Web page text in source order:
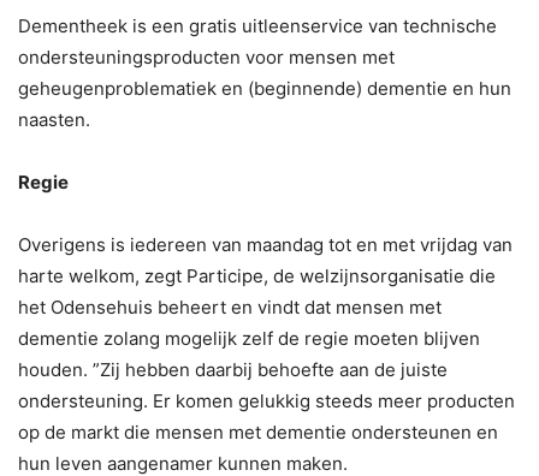
Dementheek is een gratis uitleenservice van technische
ondersteuningsproducten voor mensen met
geheugenproblematiek en (beginnende) dementie en hun
naasten.
Regie
Overigens is iedereen van maandag tot en met vrijdag van
harte welkom, zegt Participe, de welzijnsorganisatie die
het Odensehuis beheert en vindt dat mensen met
dementie zolang mogelijk zelf de regie moeten blijven
houden. ”Zij hebben daarbij behoefte aan de juiste
ondersteuning. Er komen gelukkig steeds meer producten
op de markt die mensen met dementie ondersteunen en
hun leven aangenamer kunnen maken.